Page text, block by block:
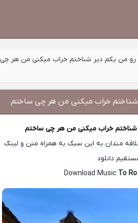
رو من یکم دیر شناختم خراب میکنی من هر چی
شناختم خراب میکنی من هر چی ساختم
شناختم خراب میکنی من هر چی ساختم
مندان به این سبک به همراه متن و لینک
دانلود
To